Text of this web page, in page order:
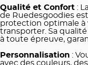
Qualité et Confort :
de Ruedesgoodies
protection optimale à
transporter. Sa
à toute épreuve,
Personnalisation :
avec des couleurs,